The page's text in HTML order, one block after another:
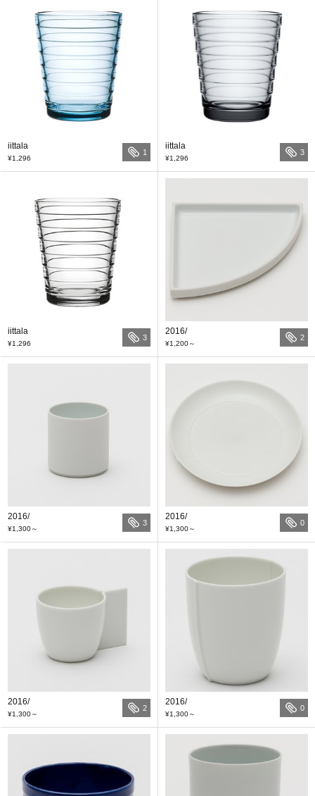
iittala
¥1,296
1
iittala
¥1,296
3
iittala
¥1,296
3
2016/
¥1,200～
2
2016/
¥1,300～
3
2016/
¥1,300～
0
2016/
¥1,300～
2
2016/
¥1,300～
0